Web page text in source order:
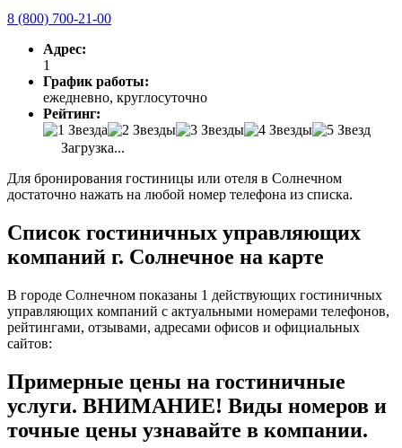
8 (800) 700-21-00
Адрес:
1
График работы:
ежедневно, круглосуточно
Рейтинг:
Загрузка...
Для бронирования гостиницы или отеля в Солнечном
достаточно нажать на любой номер телефона из списка.
Список гостиничных управляющих
компаний г. Солнечное на карте
В городе Солнечном показаны 1 действующих гостиничных
управляющих компаний с актуальными номерами телефонов,
рейтингами, отзывами, адресами офисов и официальных
сайтов:
Примерные цены на гостиничные
услуги. ВНИМАНИЕ! Виды номеров и
точные цены узнавайте в компании.